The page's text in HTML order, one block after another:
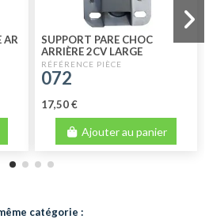
AR
SUPPORT PARE CHOC
ARRIÈRE 2CV LARGE
HAUTEUR (11CM)
072
17,50 €
Ajouter au panier
catégorie :